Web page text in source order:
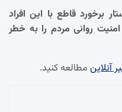
برخورد قاطع با این افراد
روانی مردم را به خطر
آنلاین مطالعه کنید.